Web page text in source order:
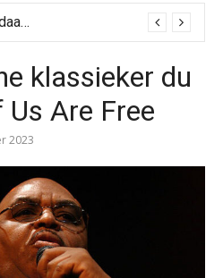
Progressieve kandidaat El-Sayed senaatskandidaat Michigan
klassieker du
Are Free
2023